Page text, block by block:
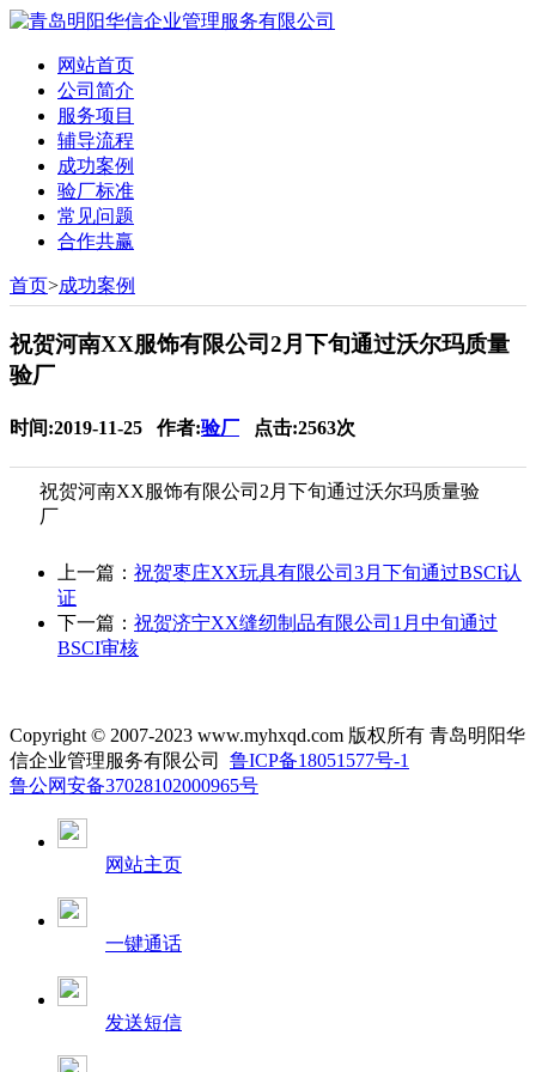
网站首页
公司简介
服务项目
辅导流程
成功案例
验厂标准
常见问题
合作共赢
首页>成功案例
祝贺河南XX服饰有限公司2月下旬通过沃尔玛质量
验厂
时间:2019-11-25 作者:验厂 点击:2563次
祝贺河南XX服饰有限公司2月下旬通过沃尔玛质量验
厂
上一篇： 祝贺枣庄XX玩具有限公司3月下旬通过BSCI认
证
下一篇： 祝贺济宁XX缝纫制品有限公司1月中旬通过
BSCI审核
Copyright © 2007-2023 www.myhxqd.com 版权所有 青岛明阳华
信企业管理服务有限公司 鲁ICP备18051577号-1
鲁公网安备37028102000965号
网站主页
一键通话
发送短信